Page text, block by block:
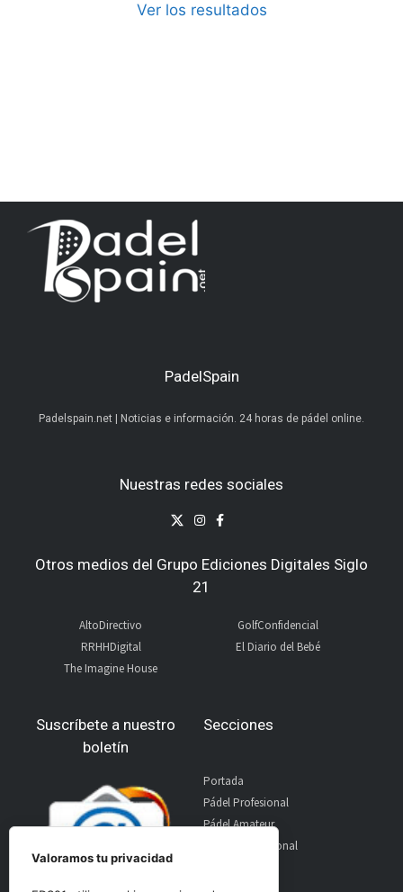
Ver los resultados
PadelSpain
Padelspain.net | Noticias e información. 24 horas de pádel online.
Nuestras redes sociales
Otros medios del Grupo Ediciones Digitales Siglo
21
AltoDirectivo
RRHHDigital
The Imagine House
GolfConfidencial
El Diario del Bebé
Suscríbete a nuestro
boletín
Secciones
Portada
Pádel Profesional
Pádel Amateur
Pádel Internacional
Valoramos tu privacidad